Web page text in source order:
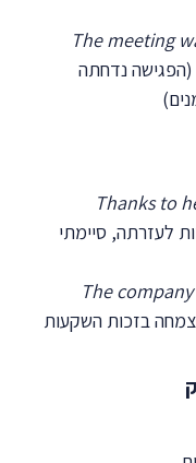
The meeting
(הפגישה נדחתה
Thanks to
לעזרתה, סיימתי
The
בזכות השקעות